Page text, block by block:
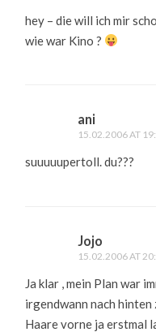
hey – die will ich mir
wie war Kino ?
ani
15.02.2006 AT
suuuuupertoll. du???
Jojo
15.02.2006 AT
Ja klar , mein Plan war
irgendwann nach hinten
Haare vorne ja erstmal